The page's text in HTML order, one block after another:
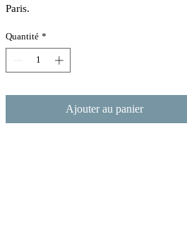
Paris.
Quantité *
Ajouter au panier